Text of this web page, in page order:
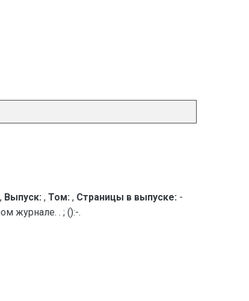
Выпуск: , Том: , Страницы в выпуске: -
журнале. . ; ():-.